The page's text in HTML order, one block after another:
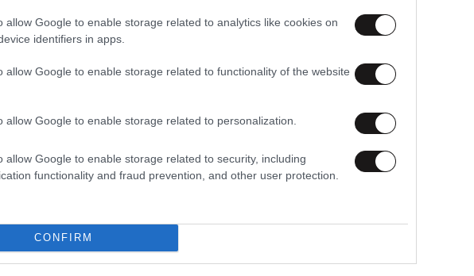
allow Google to enable storage related to analytics like cookies on
identifiers in apps.
allow Google to enable storage related to functionality of the website
allow Google to enable storage related to personalization.
allow Google to enable storage related to security, including
functionality and fraud prevention, and other user protection.
CONFIRM
έχουν αντικατασταθεί από αυτοκίνητα. Τα
από τα αυτοκίνητα.